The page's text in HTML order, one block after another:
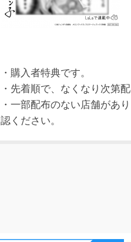
・購入者特典です。
・先着順で、なくなり次第
・一部配布のない店舗があ
認ください。